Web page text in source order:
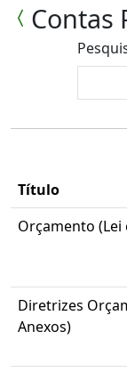
Contas
Título
Orçamento (Lei
Diretrizes
Anexos)